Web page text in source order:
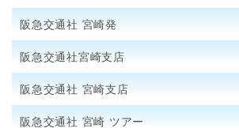
阪急交通社 宮崎発
阪急交通社宮崎支店
阪急交通社 宮崎支店
阪急交通社 宮崎 ツアー